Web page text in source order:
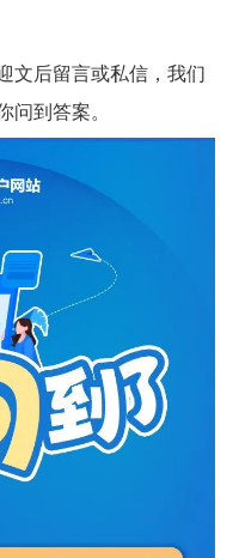
后留言或私信，我们
问到答案。